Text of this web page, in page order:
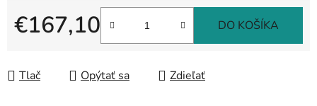
€167,10 DO KOŠÍKA
Tlač Opýtať sa Zdieľať